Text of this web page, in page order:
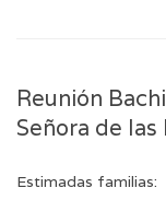
Reunión
Señora de las
Estimadas familias: